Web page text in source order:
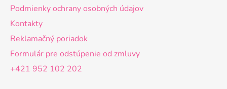
Podmienky ochrany osobných údajov
Kontakty
Reklamačný poriadok
Formulár pre odstúpenie od zmluvy
+421 952 102 202